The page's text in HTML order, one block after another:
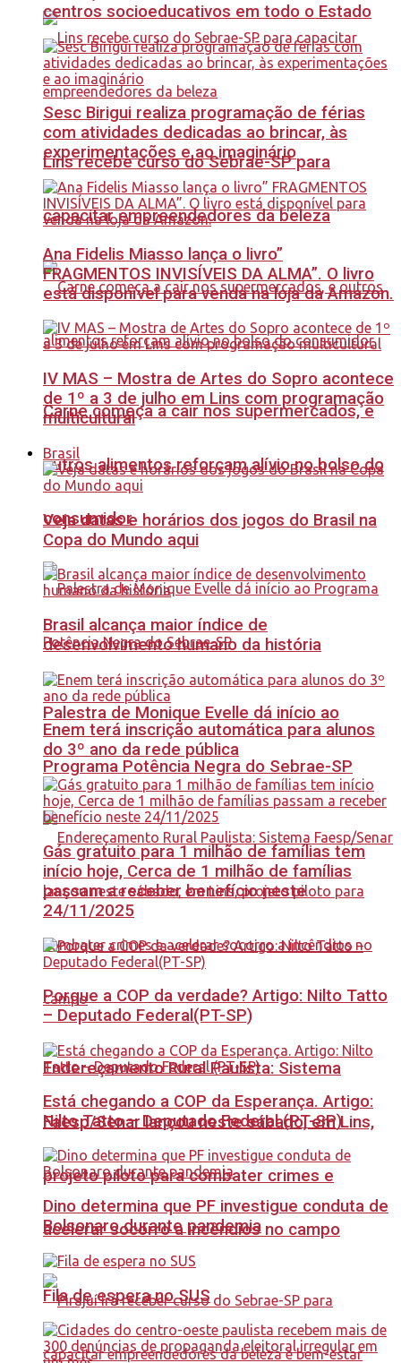
Lins recebe curso do Sebrae-SP para
capacitar empreendedores da beleza
Carne começa a cair nos supermercados, e
outros alimentos reforçam alívio no bolso do
consumidor
Palestra de Monique Evelle dá início ao
Programa Potência Negra do Sebrae-SP
Endereçamento Rural Paulista: Sistema
Faesp/Senar lançou neste sábado, em Lins,
projeto piloto para combater crimes e
acelerar socorro a incêndios no campo
centros socioeducativos em todo o Estado
Sesc Birigui realiza programação de férias
com atividades dedicadas ao brincar, às
experimentações e ao imaginário
Ana Fidelis Miasso lança o livro”
FRAGMENTOS INVISÍVEIS DA ALMA”. O livro
está disponível para venda na loja da Amazon.
IV MAS – Mostra de Artes do Sopro acontece
de 1º a 3 de julho em Lins com programação
multicultural
Brasil
Veja datas e horários dos jogos do Brasil na
Copa do Mundo aqui
Brasil alcança maior índice de
desenvolvimento humano da história
Enem terá inscrição automática para alunos
do 3º ano da rede pública
Gás gratuito para 1 milhão de famílias tem
início hoje, Cerca de 1 milhão de famílias
passam a receber benefício neste
24/11/2025
Porque a COP da verdade? Artigo: Nilto Tatto
– Deputado Federal(PT-SP)
Está chegando a COP da Esperança. Artigo:
Nilto Tatto – Deputado Federal (PT-SP)
Dino determina que PF investigue conduta de
Bolsonaro durante pandemia
Fila de espera no SUS